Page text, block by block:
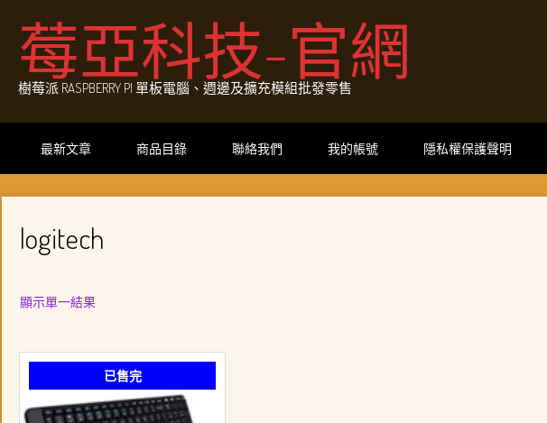
content莓亞科技-官網
樹莓派 RASPBERRY PI 單板電腦、週邊及擴充模組批發零售
最新文章 商品目錄 聯絡我們 我的帳號 隱私權保護聲明
logitech
顯示單一結果
已售完